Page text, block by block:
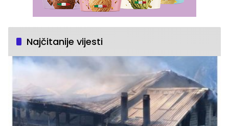
Najčitanije vijesti